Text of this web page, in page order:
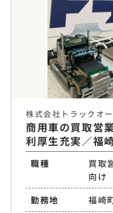
株式会社トラックオ
商用車の買取営
利厚生充実／福
職種
買取
向け
勤務地
福崎